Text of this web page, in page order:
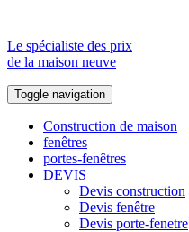
Le spécialiste des prix
de la maison neuve
Toggle navigation
Construction de maison
fenêtres
portes-fenêtres
DEVIS
Devis construction
Devis fenêtre
Devis porte-fenetre